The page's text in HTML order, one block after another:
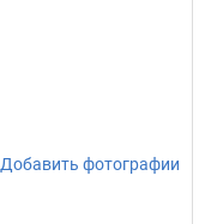
Добавить фотографии